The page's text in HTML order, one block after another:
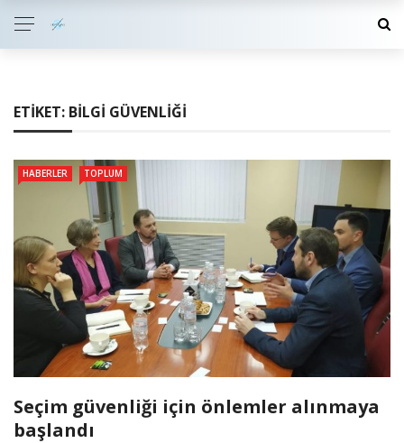
ETIKET: BILGI GÜVENLIĞI
HABERLER TOPLUM
Seçim güvenliği için önlemler alınmaya
başlandı